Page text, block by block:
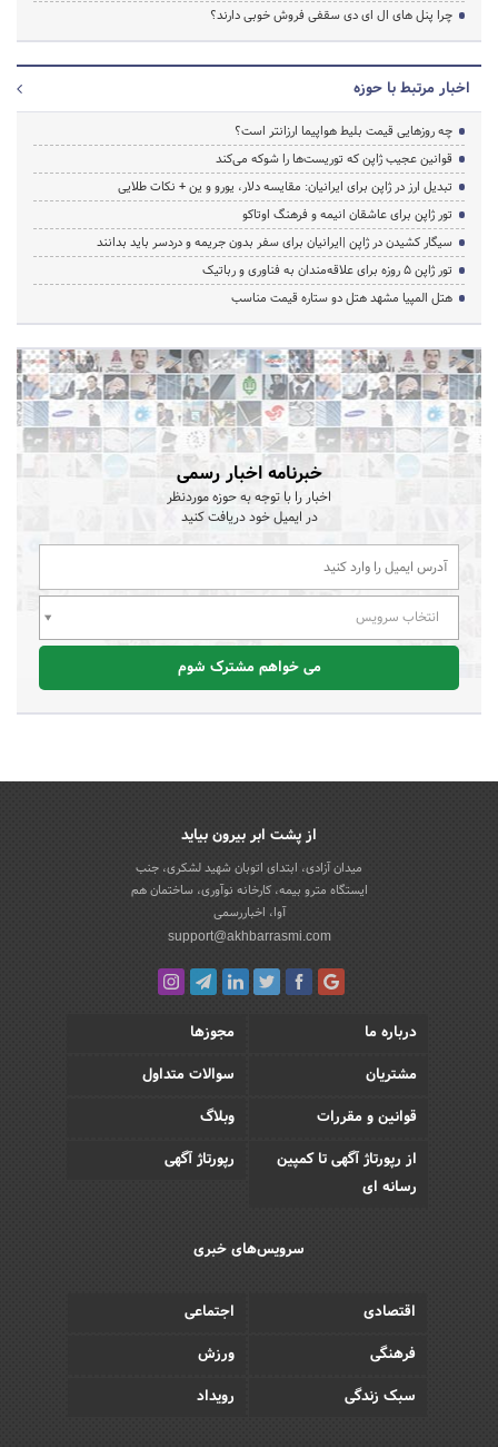
چرا پنل های ال ای دی سقفی فروش خوبی دارند؟
اخبار مرتبط با حوزه
چه روزهایی قیمت بلیط هواپیما ارزانتر است؟
قوانین عجیب ژاپن که توریست‌ها را شوکه می‌کند
تبدیل ارز در ژاپن برای ایرانیان: مقایسه دلار، یورو و ین + نکات طلایی
تور ژاپن برای عاشقان انیمه و فرهنگ اوتاکو
سیگار کشیدن در ژاپن |ایرانیان برای سفر بدون جریمه و دردسر باید بدانند
تور ژاپن ۵ روزه برای علاقه‌مندان به فناوری و رباتیک
هتل المپیا مشهد هتل دو ستاره قیمت مناسب
خبرنامه اخبار رسمی
اخبار را با توجه به حوزه موردنظر
در ایمیل خود دریافت کنید
انتخاب سرویس
می خواهم مشترک شوم
از پشت ابر بیرون بیاید
میدان آزادی، ابتدای اتوبان شهید لشکری، جنب
ایستگاه مترو بیمه، کارخانه نوآوری، ساختمان هم
آوا، اخباررسمی
support@akhbarrasmi.com
درباره ما
مجوزها
مشتریان
سوالات متداول
قوانین و مقررات
وبلاگ
از رپورتاژ آگهی تا کمپین
رسانه ای
رپورتاژ آگهی
سرویس‌های خبری
اقتصادی
اجتماعی
فرهنگی
ورزش
سبک زندگی
رویداد